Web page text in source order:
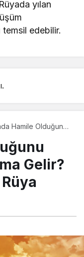
yılan
temsil edebilir.
Hamile Olduğunu
İslami ve Psikolojik
Tabiri
Gelir?